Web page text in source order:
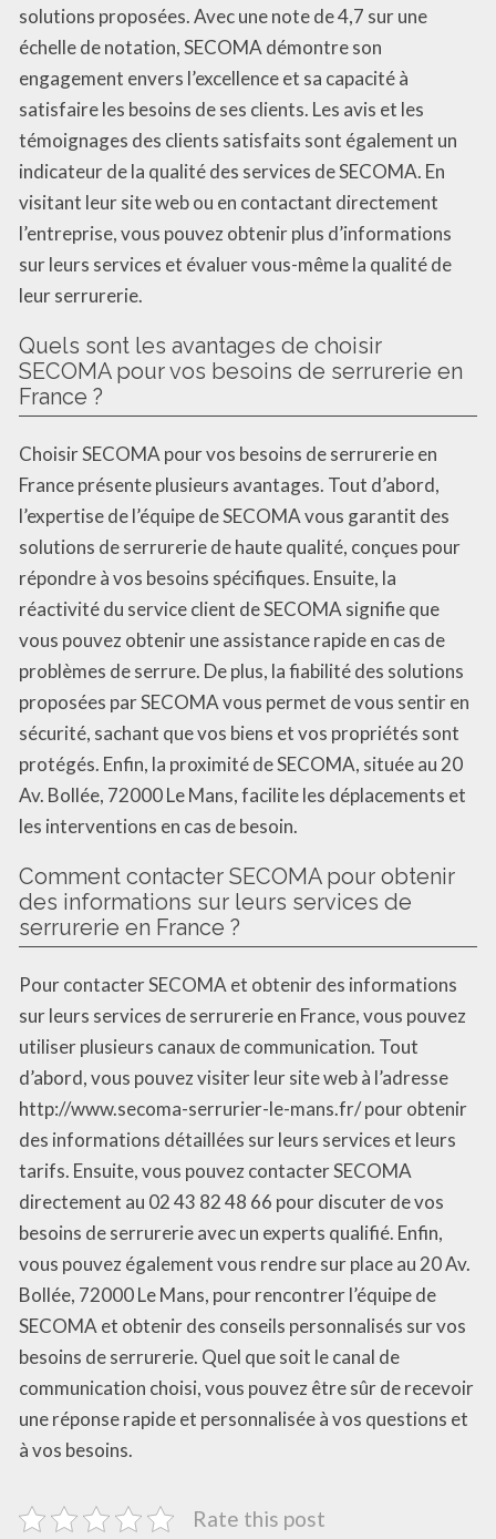
solutions proposées. Avec une note de 4,7 sur une
échelle de notation, SECOMA démontre son
engagement envers l’excellence et sa capacité à
satisfaire les besoins de ses clients. Les avis et les
témoignages des clients satisfaits sont également un
indicateur de la qualité des services de SECOMA. En
visitant leur site web ou en contactant directement
l’entreprise, vous pouvez obtenir plus d’informations
sur leurs services et évaluer vous-même la qualité de
leur serrurerie.
Quels sont les avantages de choisir
SECOMA pour vos besoins de serrurerie en
France ?
Choisir SECOMA pour vos besoins de serrurerie en
France présente plusieurs avantages. Tout d’abord,
l’expertise de l’équipe de SECOMA vous garantit des
solutions de serrurerie de haute qualité, conçues pour
répondre à vos besoins spécifiques. Ensuite, la
réactivité du service client de SECOMA signifie que
vous pouvez obtenir une assistance rapide en cas de
problèmes de serrure. De plus, la fiabilité des solutions
proposées par SECOMA vous permet de vous sentir en
sécurité, sachant que vos biens et vos propriétés sont
protégés. Enfin, la proximité de SECOMA, située au 20
Av. Bollée, 72000 Le Mans, facilite les déplacements et
les interventions en cas de besoin.
Comment contacter SECOMA pour obtenir
des informations sur leurs services de
serrurerie en France ?
Pour contacter SECOMA et obtenir des informations
sur leurs services de serrurerie en France, vous pouvez
utiliser plusieurs canaux de communication. Tout
d’abord, vous pouvez visiter leur site web à l’adresse
http://www.secoma-serrurier-le-mans.fr/ pour obtenir
des informations détaillées sur leurs services et leurs
tarifs. Ensuite, vous pouvez contacter SECOMA
directement au 02 43 82 48 66 pour discuter de vos
besoins de serrurerie avec un experts qualifié. Enfin,
vous pouvez également vous rendre sur place au 20 Av.
Bollée, 72000 Le Mans, pour rencontrer l’équipe de
SECOMA et obtenir des conseils personnalisés sur vos
besoins de serrurerie. Quel que soit le canal de
communication choisi, vous pouvez être sûr de recevoir
une réponse rapide et personnalisée à vos questions et
à vos besoins.
Rate this post